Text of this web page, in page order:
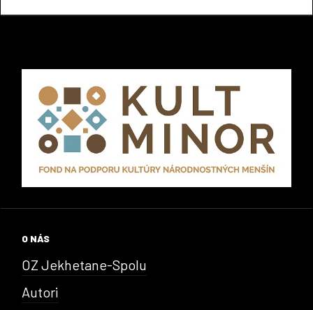
O NÁS
OZ Jekhetane-Spolu
Autori